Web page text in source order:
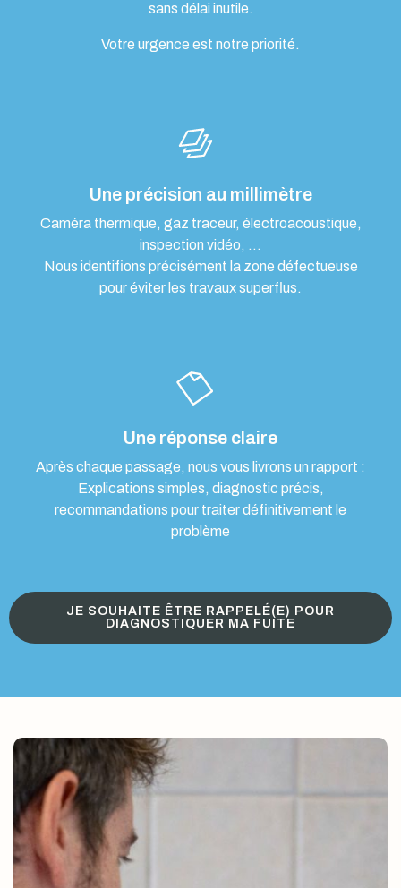
sans délai inutile.
Votre urgence est notre priorité.
Une précision au millimètre
Caméra thermique, gaz traceur, électroacoustique,
inspection vidéo, …
Nous identifions précisément la zone défectueuse
pour éviter les travaux superflus.
Une réponse claire
Après chaque passage, nous vous livrons un rapport :
Explications simples, diagnostic précis,
recommandations pour traiter définitivement le
problème
JE SOUHAITE ÊTRE RAPPELÉ(E) POUR
DIAGNOSTIQUER MA FUITE